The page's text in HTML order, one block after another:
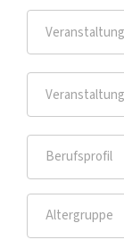
Berufsprofil
Altergruppe